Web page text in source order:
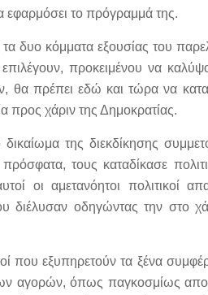
εφαρμόσει το πρόγραμμά της.
δυο κόμματα εξουσίας του
προκειμένου να
θα πρέπει εδώ και τώρα να
προς χάριν της Δημοκρατίας.
της διεκδίκησης
τους καταδίκασε
οι αμετανόητοι
διέλυσαν οδηγώντας την στο
που εξυπηρετούν τα ξένα
αγορών, όπως παγκοσμίως